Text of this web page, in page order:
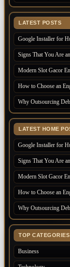
LATEST POSTS
Google Installer for
Signs That You Are
Modern Slot Gacor
How to Choose an
Why Outsourcing
LATEST HOME
Google Installer for
Signs That You Are
Modern Slot Gacor
How to Choose an
Why Outsourcing
TOP CATEGORIES
Business